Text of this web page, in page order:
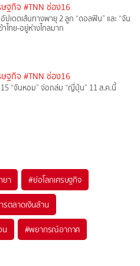
ษฐกิจ #TNN ช่อง16
ปเดตเส้นทางพายุ 2 ลูก “ดอลฟิน” และ “จัน
าไทย-อยู่ห่างไกลมาก
ษฐกิจ #TNN ช่อง16
“จันหอม” จ่อถล่ม “ญี่ปุ่น” 11 ส.ค.นี้
า #ย่อโลกเศรษฐกิจ
รตลาดเงินล้าน
น #พยากรณ์อากาศ